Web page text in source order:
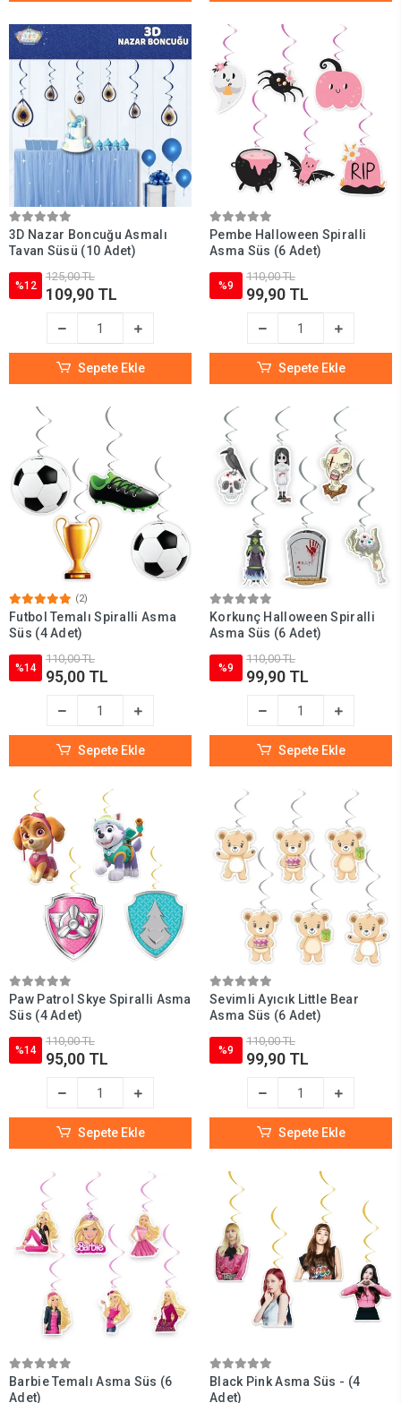
3D Nazar Boncuğu Asmalı
Tavan Süsü (10 Adet)
%12
125,00 TL
109,90 TL
Sepete Ekle
Pembe Halloween Spiralli
Asma Süs (6 Adet)
%9
110,00 TL
99,90 TL
Sepete Ekle
(2)
Futbol Temalı Spiralli Asma
Süs (4 Adet)
%14
110,00 TL
95,00 TL
Sepete Ekle
Korkunç Halloween Spiralli
Asma Süs (6 Adet)
%9
110,00 TL
99,90 TL
Sepete Ekle
Paw Patrol Skye Spiralli Asma
Süs (4 Adet)
%14
110,00 TL
95,00 TL
Sepete Ekle
Sevimli Ayıcık Little Bear
Asma Süs (6 Adet)
%9
110,00 TL
99,90 TL
Sepete Ekle
Barbie Temalı Asma Süs (6
Adet)
Black Pink Asma Süs - (4
Adet)